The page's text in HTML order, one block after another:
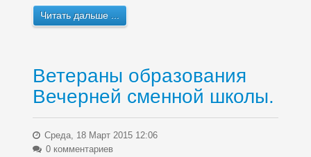
Читать дальше ...
Ветераны образования
Вечерней сменной школы.
Среда, 18 Март 2015 12:06
0 комментариев